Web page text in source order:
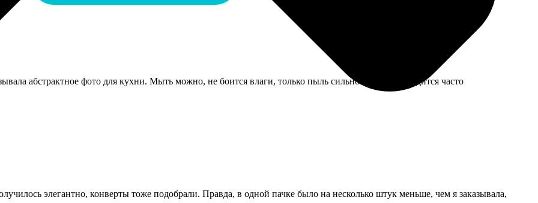
абстрактное фото для кухни. Мыть можно, не боится влаги, только пыль сильно видна, приходится часто
элегантно, конверты тоже подобрали. Правда, в одной пачке было на несколько штук меньше, чем я заказывала,